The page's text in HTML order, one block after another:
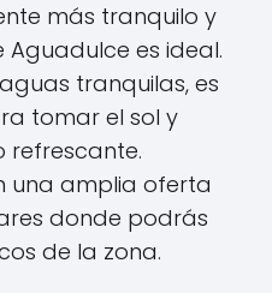
más tranquilo y
es ideal.
tranquilas, es
tomar el sol y
refrescante.
una amplia oferta
donde podrás
de la zona.